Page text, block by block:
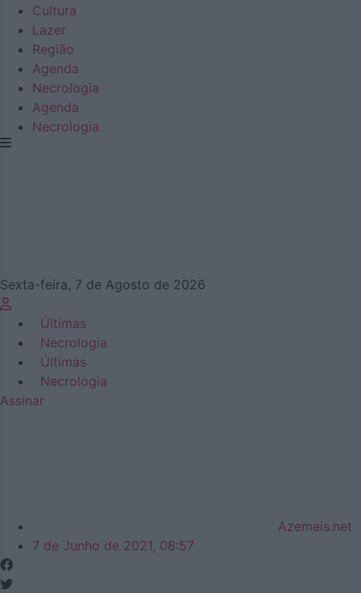
Cultura
Lazer
Região
Agenda
Necrologia
Agenda
Necrologia
Sexta-feira, 7 de Agosto de 2026
Últimas
Necrologia
Últimas
Necrologia
Assinar
Azemeis.net
7 de Junho de 2021, 08:57